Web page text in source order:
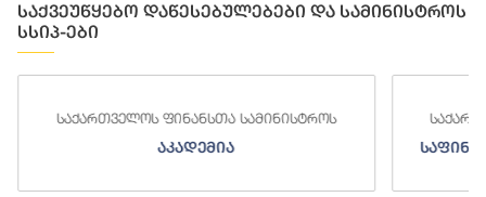
საქვეუწყებო დაწესებულებები და სამინისტროს
სსიპ-ები
საქართველოს ფინანსთა სამინისტროს
აკადემია